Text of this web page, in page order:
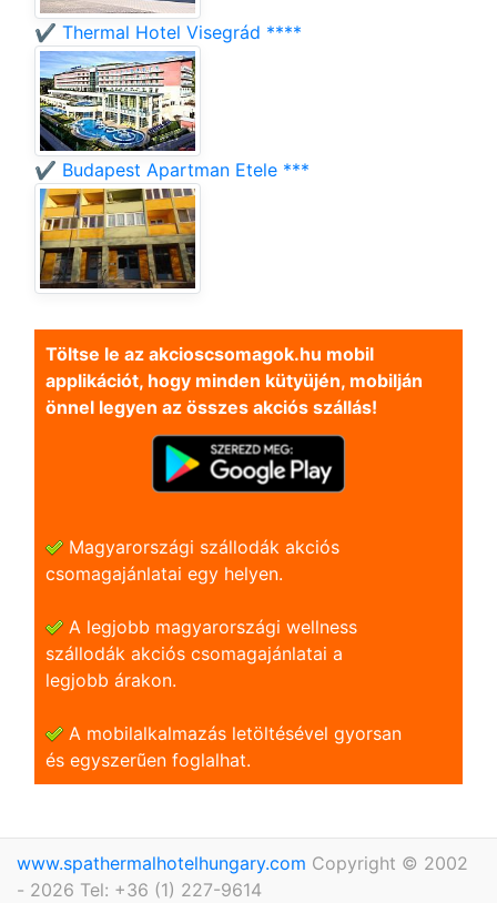
✔️ Thermal Hotel Visegrád ****
✔️ Budapest Apartman Etele ***
Töltse le az akcioscsomagok.hu mobil
applikációt, hogy minden kütyüjén, mobilján
önnel legyen az összes akciós szállás!
Magyarországi szállodák akciós
csomagajánlatai egy helyen.
A legjobb magyarországi wellness
szállodák akciós csomagajánlatai a
legjobb árakon.
A mobilalkalmazás letöltésével gyorsan
és egyszerũen foglalhat.
www.spathermalhotelhungary.com Copyright © 2002
- 2026 Tel: +36 (1) 227-9614